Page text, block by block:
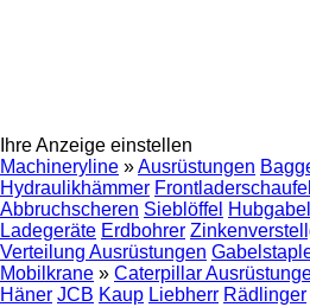
Ihre Anzeige einstellen
Machineryline »Ausrüstungen
Hydraulikhämmer
Abbruchscheren Sieblöffel
Ladegeräte Erdbohrer
Verteilung Ausrüstungen
Mobilkrane » Caterpillar
Häner JCB Kaup Liebherr Rädlinger